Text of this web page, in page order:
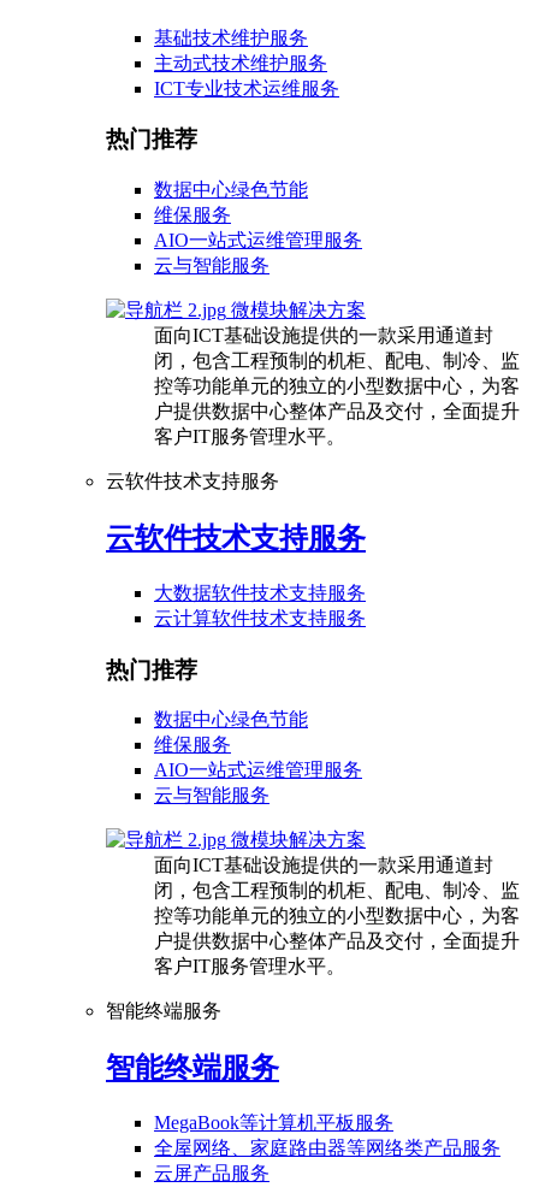
基础技术维护服务
主动式技术维护服务
ICT专业技术运维服务
热门推荐
数据中心绿色节能
维保服务
AIO一站式运维管理服务
云与智能服务
微模块解决方案
面向ICT基础设施提供的一款采用通道封
闭，包含工程预制的机柜、配电、制冷、监
控等功能单元的独立的小型数据中心，为客
户提供数据中心整体产品及交付，全面提升
客户IT服务管理水平。
云软件技术支持服务
云软件技术支持服务
大数据软件技术支持服务
云计算软件技术支持服务
热门推荐
数据中心绿色节能
维保服务
AIO一站式运维管理服务
云与智能服务
微模块解决方案
面向ICT基础设施提供的一款采用通道封
闭，包含工程预制的机柜、配电、制冷、监
控等功能单元的独立的小型数据中心，为客
户提供数据中心整体产品及交付，全面提升
客户IT服务管理水平。
智能终端服务
智能终端服务
MegaBook等计算机平板服务
全屋网络、家庭路由器等网络类产品服务
云屏产品服务